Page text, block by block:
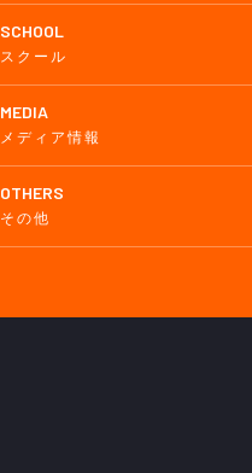
SCHOOL
スクール
MEDIA
メディア情報
OTHERS
その他